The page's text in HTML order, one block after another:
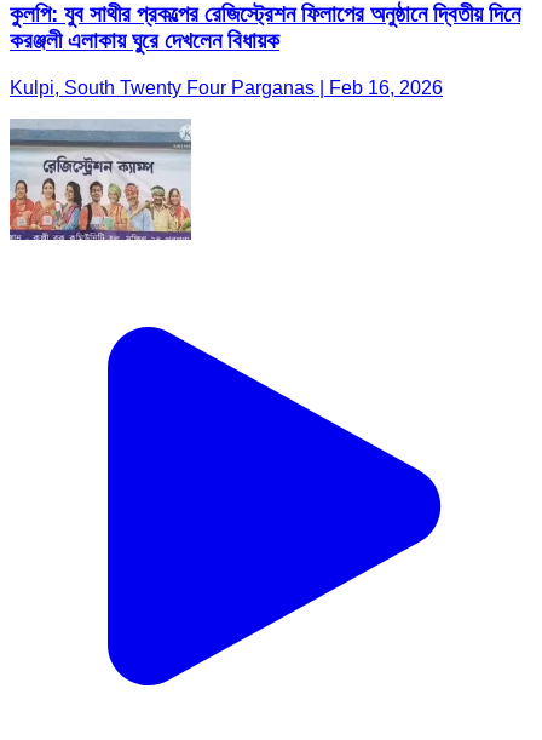
কুলপি: যুব সাথীর প্রকল্পের রেজিস্ট্রেশন ফিলাপের অনুষ্ঠানে দ্বিতীয় দিনে
করঞ্জলী এলাকায় ঘুরে দেখলেন বিধায়ক
Kulpi, South Twenty Four Parganas | Feb 16, 2026